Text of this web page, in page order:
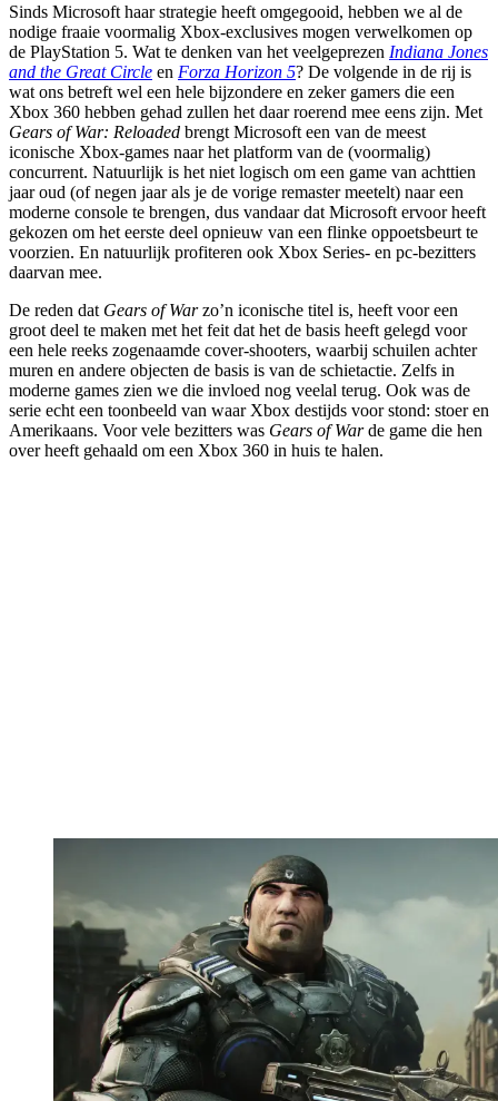
Sinds Microsoft haar strategie heeft omgegooid, hebben we al de
nodige fraaie voormalig Xbox-exclusives mogen verwelkomen op
de PlayStation 5. Wat te denken van het veelgeprezen Indiana Jones
and the Great Circle en Forza Horizon 5? De volgende in de rij is
wat ons betreft wel een hele bijzondere en zeker gamers die een
Xbox 360 hebben gehad zullen het daar roerend mee eens zijn. Met
Gears of War: Reloaded brengt Microsoft een van de meest
iconische Xbox-games naar het platform van de (voormalig)
concurrent. Natuurlijk is het niet logisch om een game van achttien
jaar oud (of negen jaar als je de vorige remaster meetelt) naar een
moderne console te brengen, dus vandaar dat Microsoft ervoor heeft
gekozen om het eerste deel opnieuw van een flinke oppoetsbeurt te
voorzien. En natuurlijk profiteren ook Xbox Series- en pc-bezitters
daarvan mee.
De reden dat Gears of Warzo’n iconische titel is, heeft voor een
groot deel te maken met het feit dat het de basis heeft gelegd voor
een hele reeks zogenaamde cover-shooters, waarbij schuilen achter
muren en andere objecten de basis is van de schietactie. Zelfs in
moderne games zien we die invloed nog veelal terug. Ook was de
serie echt een toonbeeld van waar Xbox destijds voor stond: stoer en
Amerikaans. Voor vele bezitters was Gears of Warde game die hen
over heeft gehaald om een Xbox 360 in huis te halen.